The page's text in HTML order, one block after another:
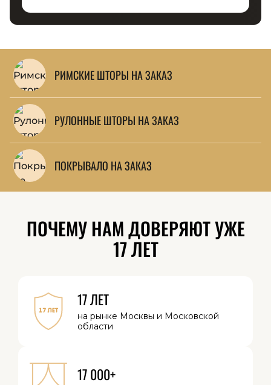
РИМСКИЕ ШТОРЫ НА ЗАКАЗ
РУЛОННЫЕ ШТОРЫ НА ЗАКАЗ
ПОКРЫВАЛО НА ЗАКАЗ
ПОЧЕМУ НАМ ДОВЕРЯЮТ УЖЕ
17 ЛЕТ
17 ЛЕТ
на рынке Москвы и Московской
области
17 000+